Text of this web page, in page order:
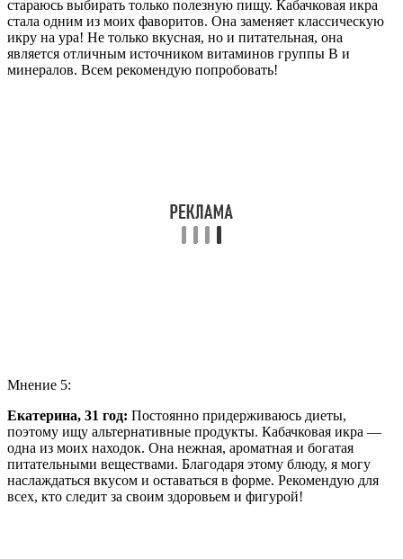
стараюсь выбирать только полезную пищу. Кабачковая икра
стала одним из моих фаворитов. Она заменяет классическую
икру на ура! Не только вкусная, но и питательная, она
является отличным источником витаминов группы В и
минералов. Всем рекомендую попробовать!
Мнение 5:
Екатерина, 31 год: Постоянно придерживаюсь диеты,
поэтому ищу альтернативные продукты. Кабачковая икра —
одна из моих находок. Она нежная, ароматная и богатая
питательными веществами. Благодаря этому блюду, я могу
наслаждаться вкусом и оставаться в форме. Рекомендую для
всех, кто следит за своим здоровьем и фигурой!